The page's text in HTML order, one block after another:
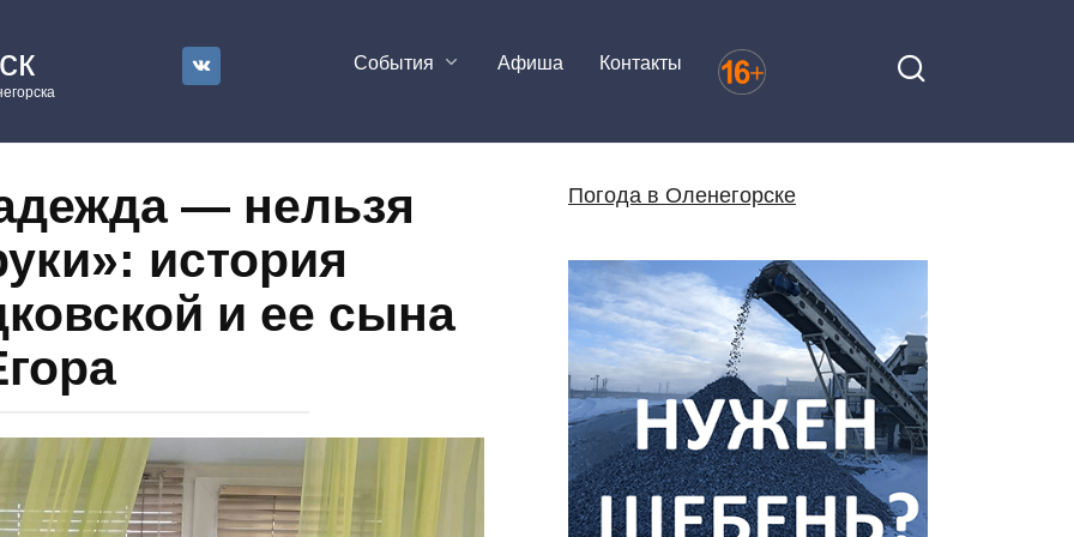
События Афиша Контакты
— нельзя
история
и ее сына
Погода в Оленегорске